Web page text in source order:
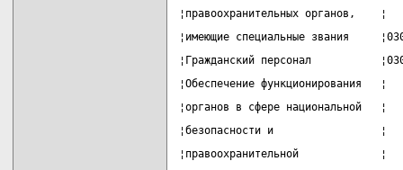
¦правоохранительных
¦имеющие специальные звания
¦Гражданский персонал
¦Обеспечение
¦органов в сфере
¦безопасности и
¦правоохранительной